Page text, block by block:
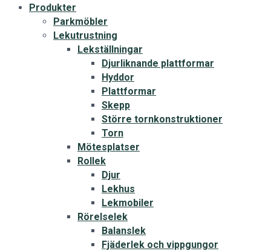
Produkter
Parkmöbler
Lekutrustning
Lekställningar
Djurliknande plattformar
Hyddor
Plattformar
Skepp
Större tornkonstruktioner
Torn
Mötesplatser
Rollek
Djur
Lekhus
Lekmobiler
Rörelselek
Balanslek
Fjäderlek och vippgungor